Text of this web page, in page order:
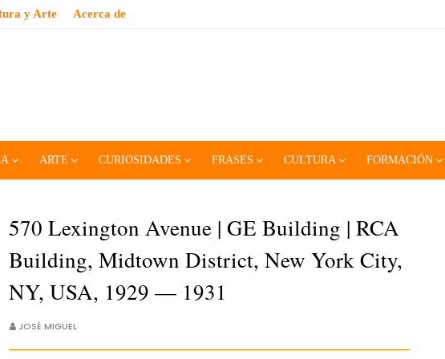
y Arte Acerca de
ARTE CURIOSIDADES FRASES CULTURA FORMACIÓN
570 Lexington Avenue | GE Building | RCA
Building, Midtown District, New York City,
NY, USA, 1929 — 1931
JOSÉ MIGUEL